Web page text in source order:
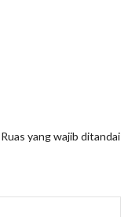
Ruas yang wajib ditandai